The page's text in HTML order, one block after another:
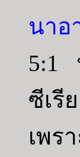
นาอ
5:1
ซีเรี
เพร